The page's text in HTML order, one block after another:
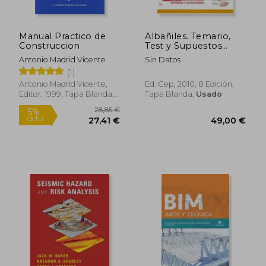
Manual Practico de
Construccion
Antonio Madrid Vicente
(1)
Antonio Madrid Vicente,
Editor, 1999, Tapa Blanda,
Nuevo
Albañiles. Temario,
Test y Supuestos
Prácticos (Colección
110)
Sin Datos
Ed. Cep, 2010, 8 Edición,
Tapa Blanda, Usado